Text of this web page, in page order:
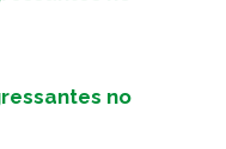
ASG
no